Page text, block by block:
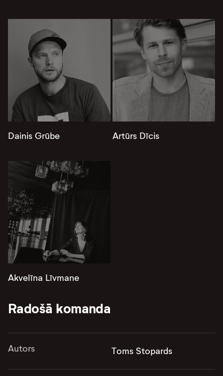
Dainis Grūbe Artūrs Dīcis
Akvelīna Līvmane
Radošā komanda
Autors Toms Stopards